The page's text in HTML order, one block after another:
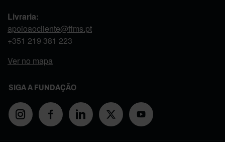
Livraria:
apoioaocliente@ffms.pt
+351 219 381 223
Ver no mapa
SIGA A FUNDAÇÃO